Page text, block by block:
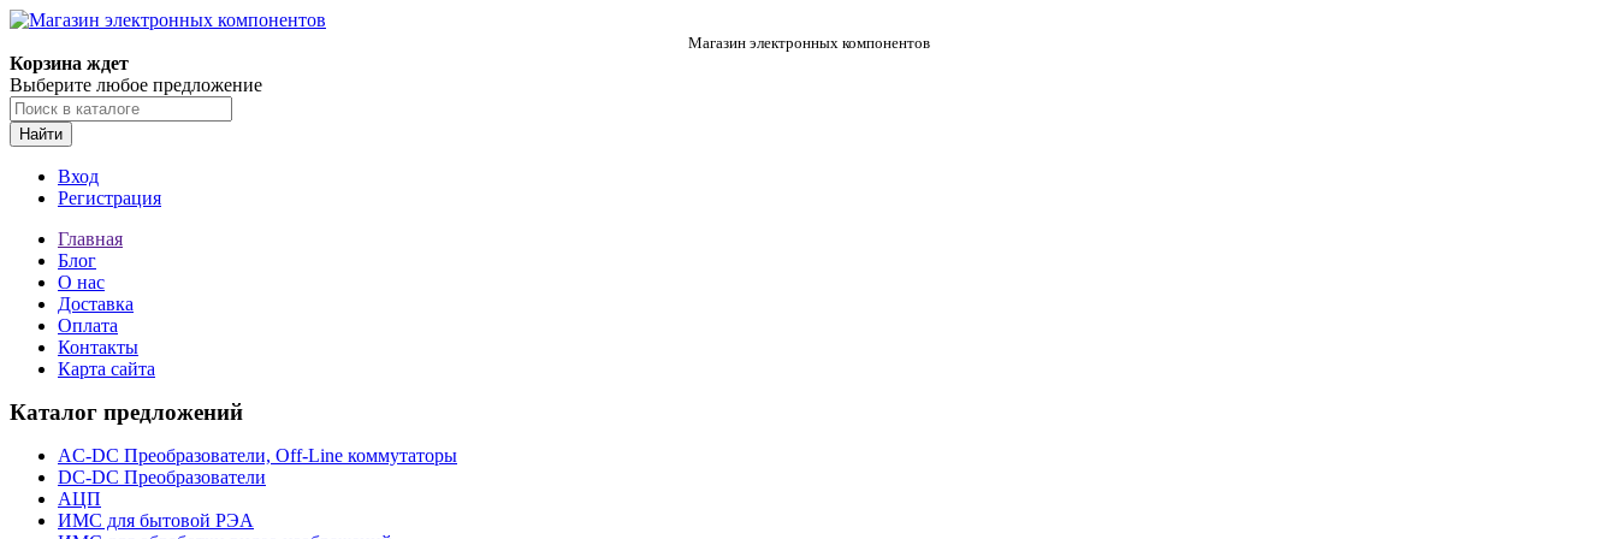
Магазин электронных компонентов
Корзина ждет
Выберите любое предложение
Найти
Вход
Регистрация
Главная
Блог
О нас
Доставка
Оплата
Контакты
Карта сайта
Каталог предложений
AC-DC Преобразователи, Off-Line коммутаторы
DC-DC Преобразователи
АЦП
ИМС для бытовой РЭА